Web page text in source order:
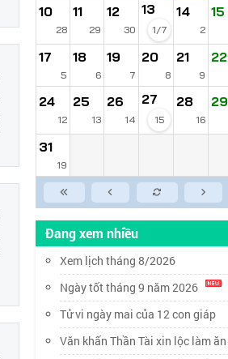
10
28
11
29
12
30
13
1/7
14
2
15
17
5
18
6
19
7
20
8
21
9
22
24
12
25
13
26
14
27
15
28
16
29
31
19
Đang xem nhiều
Xem lịch tháng 8/2026
Ngày tốt tháng 9 năm 2026
Tử vi ngày mai của 12 con giáp
Văn khấn Thần Tài xin lộc làm ăn